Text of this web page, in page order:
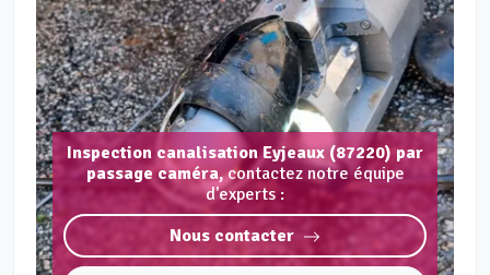
Inspection canalisation Eyjeaux (87220) par
passage caméra,contactez notre équipe
d'experts :
Nous contacter